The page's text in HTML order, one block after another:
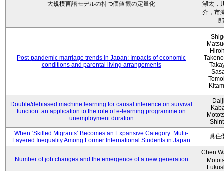
大規模言語モデルの持つ価値観の定量化
湖太，
介，市
郎
Post-pandemic marriage trends in Japan: Impacts of economic
conditions and parental living arrangements
Double/debiased machine learning for causal inference on survival
function: an application to the role of e-learning programme on
unemployment duration
When ‘Skilled Migrants’ Becomes an Expansive Category: Multi-
Layered Inequality Among Former International Students in Japan
眞住
Number of job changes and the emergence of a new generation
Chen